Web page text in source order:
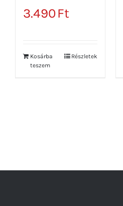
3.490Ft
Kosárba
teszem
Részletek